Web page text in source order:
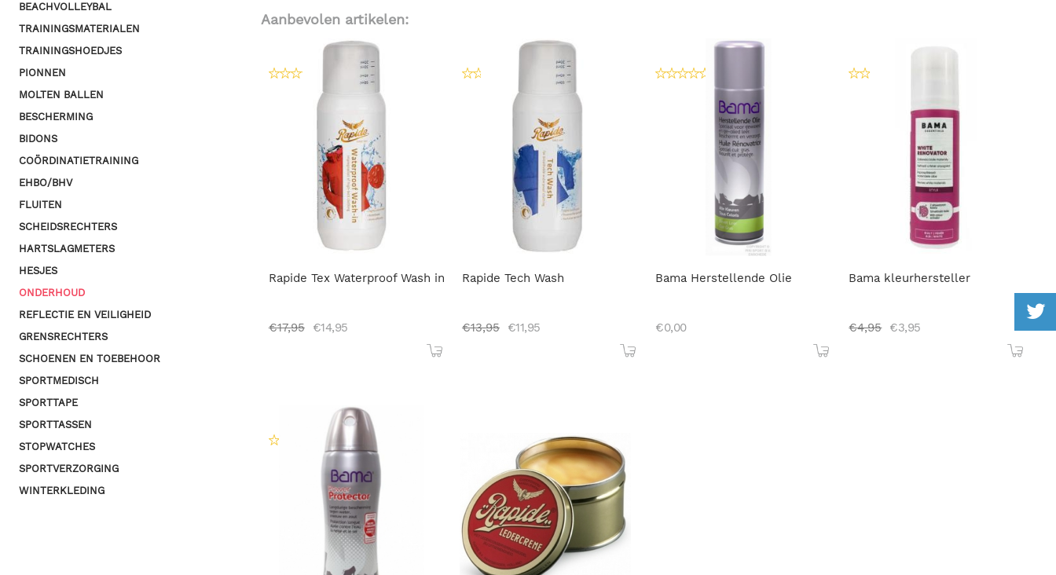
BEACHVOLLEYBAL
TRAININGSMATERIALEN
TRAININGSHOEDJES
PIONNEN
MOLTEN BALLEN
BESCHERMING
BIDONS
COÖRDINATIETRAINING
EHBO/BHV
FLUITEN
SCHEIDSRECHTERS
HARTSLAGMETERS
HESJES
ONDERHOUD
REFLECTIE EN VEILIGHEID
GRENSRECHTERS
SCHOENEN EN TOEBEHOOR
SPORTMEDISCH
SPORTTAPE
SPORTTASSEN
STOPWATCHES
SPORTVERZORGING
WINTERKLEDING
Aanbevolen artikelen:
Rapide Tex Waterproof Wash in
€17,95 €14,95
Rapide Tech Wash
€13,95 €11,95
Bama Herstellende Olie
€0,00
Bama kleurhersteller
€4,95 €3,95